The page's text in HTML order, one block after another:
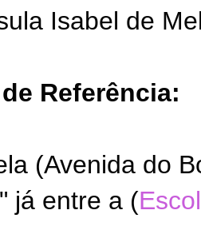
Isabel de
Referência:
(Avenida do
já entre a (